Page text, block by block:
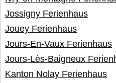
Jossigny Ferienhaus
Jouey Ferienhaus
Jours-En-Vaux Ferienhaus
Jours-Lès-Baigneux
Kanton Nolay Ferienhaus